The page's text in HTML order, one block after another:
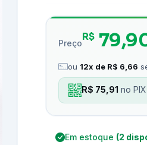
Preço
R$
ou 12x de R$ 6,66
R$ 75,91 no PIX
Em estoque (2